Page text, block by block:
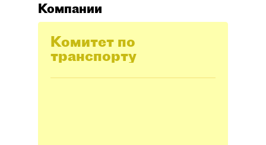
Компании
Комитет по
транспорту